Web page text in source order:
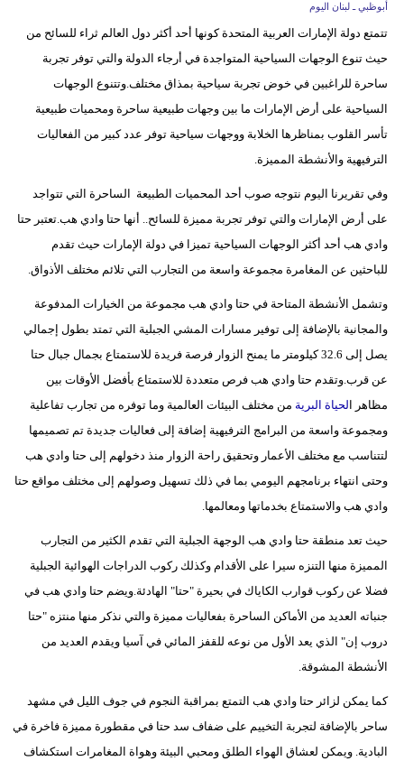
أزياء
إسلامية
علوم
وتكنولوجيا
مدوَّنات
سيارات
أبوظبي ـ لبنان اليوم
تتمتع دولة الإمارات العربية المتحدة كونها أحد أكثر دول العالم ثراء للسائح من
حيث تنوع الوجهات السياحية المتواجدة في أرجاء الدولة والتي توفر تجربة
ساحرة للراغبين في خوض تجربة سياحية بمذاق مختلف.وتتنوع الوجهات
السياحية على أرض الإمارات ما بين وجهات طبيعية ساحرة ومحميات طبيعية
تأسر القلوب بمناظرها الخلابة ووجهات سياحية توفر عدد كبير من الفعاليات
الترفيهية والأنشطة المميزة.
وفي تقريرنا اليوم نتوجه صوب أحد المحميات الطبيعة الساحرة التي تتواجد
على أرض الإمارات والتي توفر تجربة مميزة للسائح.. أنها حتا وادي هب.تعتبر حتا
وادي هب أحد أكثر الوجهات السياحية تميزا في دولة الإمارات حيث تقدم
للباحثين عن المغامرة مجموعة واسعة من التجارب التي تلائم مختلف الأذواق.
وتشمل الأنشطة المتاحة في حتا وادي هب مجموعة من الخيارات المدفوعة
والمجانية بالإضافة إلى توفير مسارات المشي الجبلية التي تمتد بطول إجمالي
يصل إلى 32.6 كيلومتر ما يمنح الزوار فرصة فريدة للاستمتاع بجمال جبال حتا
عن قرب.وتقدم حتا وادي هب فرص متعددة للاستمتاع بأفضل الأوقات بين
مظاهر الحياة البرية من مختلف البيئات العالمية وما توفره من تجارب تفاعلية
ومجموعة واسعة من البرامج الترفيهية إضافة إلى فعاليات جديدة تم تصميمها
لتتناسب مع مختلف الأعمار وتحقيق راحة الزوار منذ دخولهم إلى حتا وادي هب
وحتى انتهاء برنامجهم اليومي بما في ذلك تسهيل وصولهم إلى مختلف مواقع حتا
وادي هب والاستمتاع بخدماتها ومعالمها.
حيث تعد منطقة حتا وادي هب الوجهة الجبلية التي تقدم الكثير من التجارب
المميزة منها التنزه سيرا على الأقدام وكذلك ركوب الدراجات الهوائية الجبلية
فضلا عن ركوب قوارب الكاياك في بحيرة "حتا" الهادئة.ويضم حتا وادي هب في
جنباته العديد من الأماكن الساحرة بفعاليات مميزة والتي نذكر منها منتزه "حتا
دروب إن" الذي يعد الأول من نوعه للقفز المائي في آسيا ويقدم العديد من
الأنشطة المشوقة.
كما يمكن لزائر حتا وادي هب التمتع بمراقبة النجوم في جوف الليل في مشهد
ساحر بالإضافة لتجربة التخييم على ضفاف سد حتا في مقطورة مميزة فاخرة في
البادية. ويمكن لعشاق الهواء الطلق ومحبي البيئة وهواة المغامرات استكشاف